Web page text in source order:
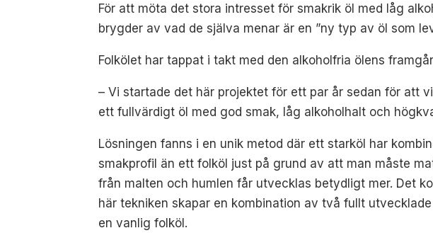
För att möta det stora intresset för smakrik öl med låg
brygder av vad de själva menar är en ”ny typ av öl som
Folkölet har tappat i takt med den alkoholfria ölens
– Vi startade det här projektet för ett par år sedan för att
ett fullvärdigt öl med god smak, låg alkoholhalt och
Lösningen fanns i en unik metod där ett starköl har
smakprofil än ett folköl just på grund av att man måste
från malten och humlen får utvecklas betydligt mer. Det
här tekniken skapar en kombination av två fullt
en vanlig folköl.